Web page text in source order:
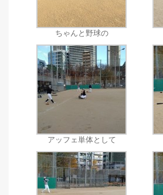
ちゃんと野球の
アッフェ単体として